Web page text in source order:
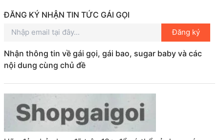
ĐĂNG KÝ NHẬN TIN TỨC GÁI GỌI
Đăng ký
Nhận thông tin về gái gọi, gái bao, sugar baby và các
nội dung cùng chủ đề